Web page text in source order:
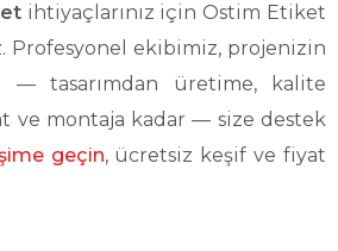
ihtiyaçlarınız için Ostim Etiket
Profesyonel ekibimiz, projenizin
— tasarımdan üretime, kalite
ve montaja kadar — size destek
geçin, ücretsiz keşif ve fiyat